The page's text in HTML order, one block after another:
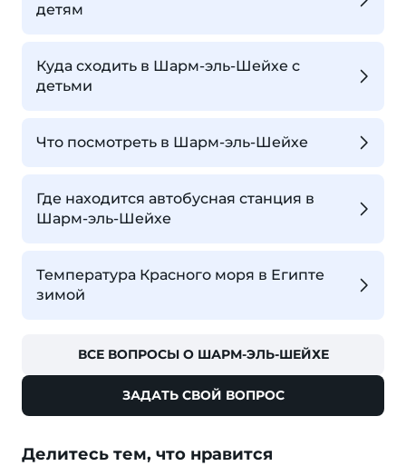
детям
Куда сходить в Шарм-эль-Шейхе с
детьми
Что посмотреть в Шарм-эль-Шейхе
Где находится автобусная станция в
Шарм-эль-Шейхе
Температура Красного моря в Египте
зимой
ВСЕ ВОПРОСЫ О ШАРМ-ЭЛЬ-ШЕЙХЕ
ЗАДАТЬ СВОЙ ВОПРОС
Делитесь тем, что нравится